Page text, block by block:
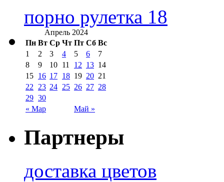
порно рулетка 18
Апрель 2024
Пн Вт Ср Чт Пт Сб Вс
« Мар Май »
1 2 3 4 5 6
7
8
9 10 11 12 13 14
15 16 17 18 19 20 21
22
23 24 25 26 27 28
29 30
Партнеры
доставка цветов